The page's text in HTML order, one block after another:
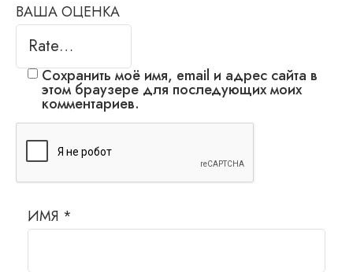
ВАША ОЦЕНКА
ИМЯ *
Сохранить моё имя, email и адрес сайта в
этом браузере для последующих моих
комментариев.